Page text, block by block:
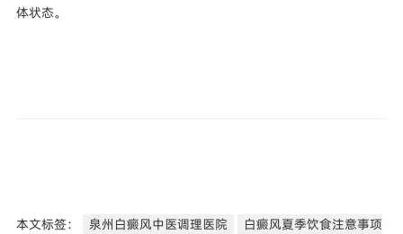
体状态。
本文标签： 泉州白癜风中医调理医院
白癜风夏季饮食注意事项